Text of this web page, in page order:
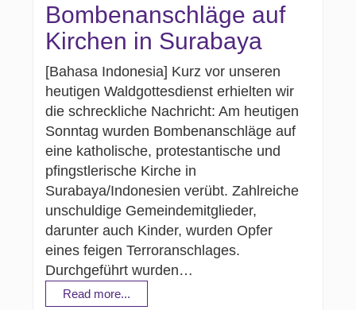
Bombenanschläge auf
Kirchen in Surabaya
[Bahasa Indonesia] Kurz vor unseren
heutigen Waldgottesdienst erhielten wir
die schreckliche Nachricht: Am heutigen
Sonntag wurden Bombenanschläge auf
eine katholische, protestantische und
pfingstlerische Kirche in
Surabaya/Indonesien verübt. Zahlreiche
unschuldige Gemeindemitglieder,
darunter auch Kinder, wurden Opfer
eines feigen Terroranschlages.
Durchgeführt wurden…
Read more...